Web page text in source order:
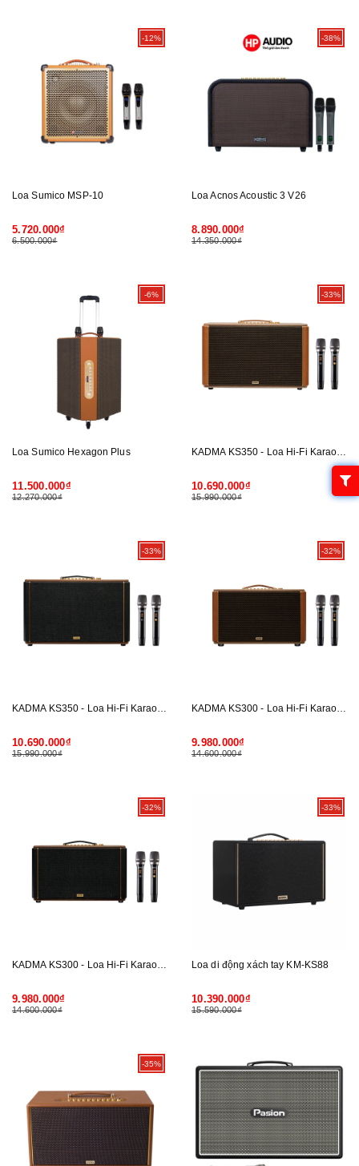
-12%
Loa Sumico MSP-10
5.720.000₫
6.500.000₫
-38%
Loa Acnos Acoustic 3 V26
8.890.000₫
14.350.000₫
-6%
Loa Sumico Hexagon Plus
11.500.000₫
12.270.000₫
-33%
10.690.000₫
15.990.000₫
-33%
10.690.000₫
15.990.000₫
-32%
9.980.000₫
14.600.000₫
-32%
9.980.000₫
14.600.000₫
-33%
Loa di động xách tay KM-KS88
10.390.000₫
15.590.000₫
-35%